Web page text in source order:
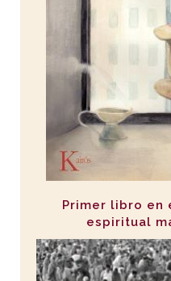
Primer libro en
espiritual